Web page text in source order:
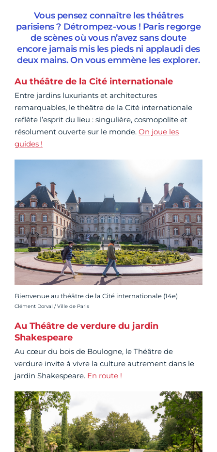
Vous pensez connaître les théâtres
parisiens ? Détrompez-vous ! Paris regorge
de scènes où vous n’avez sans doute
encore jamais mis les pieds ni applaudi des
deux mains. On vous emmène les explorer.
Au théâtre de la Cité internationale
Entre jardins luxuriants et architectures
remarquables, le théâtre de la Cité internationale
reflète l’esprit du lieu : singulière, cosmopolite et
résolument ouverte sur le monde. On joue les
guides !
Bienvenue au théâtre de la Cité internationale (14e)
Crédit photo :
Clément Dorval / Ville de Paris
Au Théâtre de verdure du jardin
Shakespeare
Au cœur du bois de Boulogne, le Théâtre de
verdure invite à vivre la culture autrement dans le
jardin Shakespeare. En route !